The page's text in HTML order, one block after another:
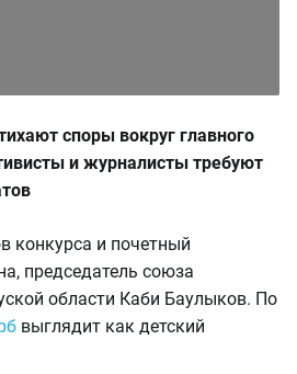
споры вокруг главного
и журналисты требуют
конкурса и почетный
председатель союза
области Каби Баулыков. По
выглядит как детский